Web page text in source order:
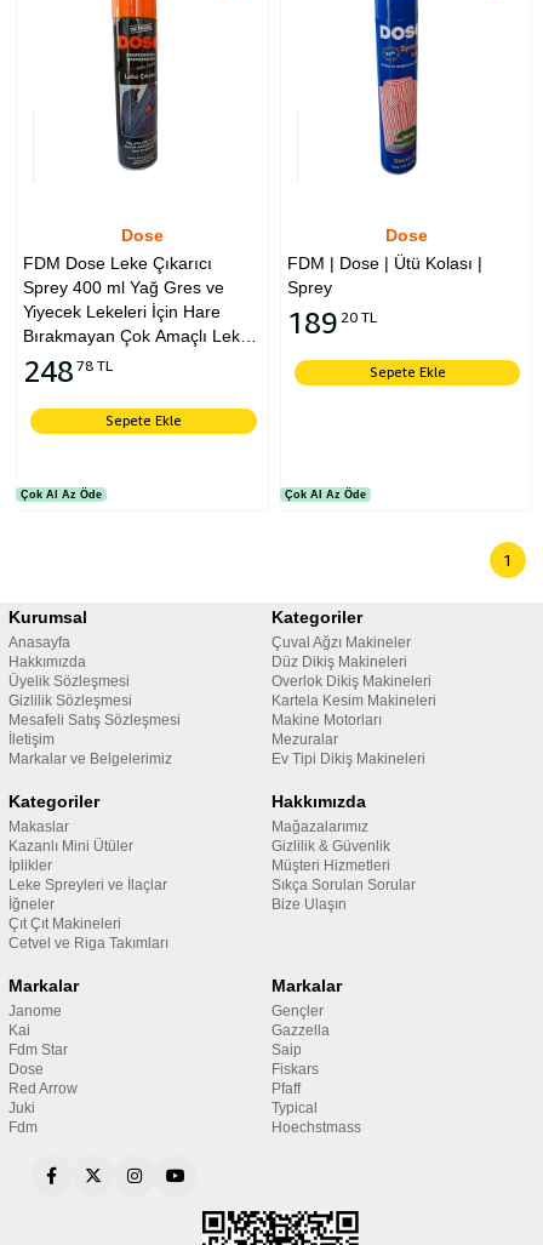
Dose
FDM Dose Leke Çıkarıcı
Sprey 400 ml Yağ Gres ve
Yiyecek Lekeleri İçin Hare
Bırakmayan Çok Amaçlı Leke
Çıkarıcı
248 78 TL
Sepete Ekle
Çok Al Az Öde
Dose
FDM | Dose | Ütü Kolası |
Sprey
189 20 TL
Sepete Ekle
Çok Al Az Öde
1
Kurumsal
Anasayfa
Hakkımızda
Üyelik Sözleşmesi
Gizlilik Sözleşmesi
Mesafeli Satış Sözleşmesi
İletişim
Markalar ve Belgelerimiz
Kategoriler
Çuval Ağzı Makineler
Düz Dikiş Makineleri
Overlok Dikiş Makineleri
Kartela Kesim Makineleri
Makine Motorları
Mezuralar
Ev Tipi Dikiş Makineleri
Kategoriler
Makaslar
Kazanlı Mini Ütüler
İplikler
Leke Spreyleri ve İlaçlar
İğneler
Çıt Çıt Makineleri
Cetvel ve Riga Takımları
Hakkımızda
Mağazalarımız
Gizlilik & Güvenlik
Müşteri Hizmetleri
Sıkça Sorulan Sorular
Bize Ulaşın
Markalar
Janome
Kai
Fdm Star
Dose
Red Arrow
Juki
Fdm
Markalar
Gençler
Gazzella
Saip
Fiskars
Pfaff
Typical
Hoechstmass